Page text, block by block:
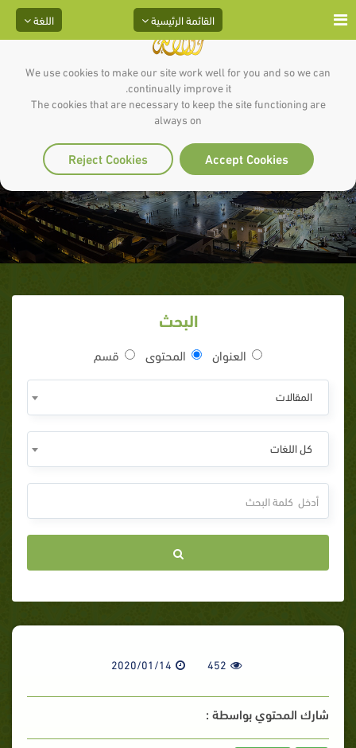
We use cookies to make our site work well for you and so we can
continually improve it.
The cookies that are necessary to keep the site functioning are
always on
Accept Cookies
Reject Cookies
اللغة القائمة الرئيسية
البحث
العنوان المحتوى قسم
المقالات
كل اللغات
452
2020/01/14
شارك المحتوي بواسطة :